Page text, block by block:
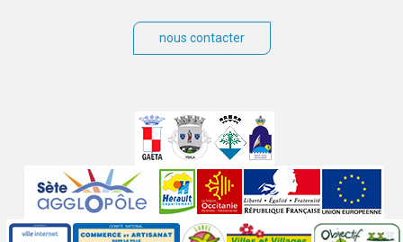
nous contacter
partenaires
Labels